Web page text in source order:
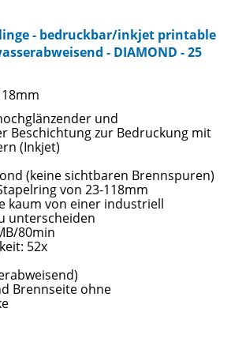
- bedruckbar/inkjet printable
- DIAMOND - 25
und
Beschichtung zur Bedruckung mit
(Inkjet)
(keine sichtbaren Brennspuren)
von 23-118mm
kaum von einer industriell
unterscheiden
80min
52x
Brennseite ohne